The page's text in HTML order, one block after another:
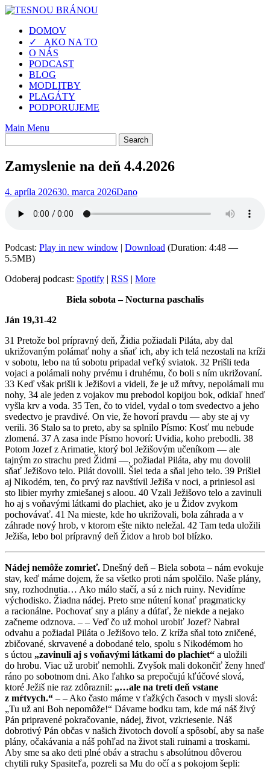
Skip
contentDOMOV
✓ AKO NA TO
O NÁS
PODCAST
BLOG
MODLITBY
PLAGÁTY
PODPORUJEME
Main Menu
Zamyslenie na deň 4.4.2026
4. apríla 202630. marca 2026Dano
Podcast: Play in new window | Download (Duration: 4:48 —
5.5MB)
Odoberaj podcast: Spotify | RSS | More
Biela sobota – Nocturna paschalis
Ján 19,31-42
31 Pretože bol prípravný deň, Židia požiadali Piláta, aby dal
ukrižovaným polámať nohy a sňať ich, aby ich telá nezostali na kríži
v sobotu, lebo na tú sobotu pripadal veľký sviatok. 32 Prišli teda
vojaci a polámali nohy prvému i druhému, čo boli s ním ukrižovaní.
33 Keď však prišli k Ježišovi a videli, že je už mŕtvy, nepolámali mu
nohy, 34 ale jeden z vojakov mu prebodol kopijou bok, odkiaľ hneď
vyšla krv a voda. 35 Ten, čo to videl, vydal o tom svedectvo a jeho
svedectvo je pravdivé. On vie, že hovorí pravdu — aby ste aj vy
verili. 36 Stalo sa to preto, aby sa splnilo Písmo: Kosť mu nebude
zlomená. 37 A zasa inde Písmo hovorí: Uvidia, koho prebodli. 38
Potom Jozef z Arimatie, ktorý bol Ježišovým učeníkom — ale
tajným zo strachu pred Židmi —, požiadal Piláta, aby mu dovolil
sňať Ježišovo telo. Pilát dovolil. Šiel teda a sňal jeho telo. 39 Prišiel
aj Nikodém, ten, čo prvý raz navštívil Ježiša v noci, a priniesol asi
sto libier myrhy zmiešanej s aloou. 40 Vzali Ježišovo telo a zavinuli
ho aj s voňavými látkami do plachiet, ako je u Židov zvykom
pochovávať. 41 Na mieste, kde ho ukrižovali, bola záhrada a v
záhrade nový hrob, v ktorom ešte nikto neležal. 42 Tam teda uložili
Ježiša, lebo bol prípravný deň Židov a hrob bol blízko.
Nádej nemôže zomrieť. Dnešný deň – Biela sobota – nám evokuje
stav, keď máme dojem, že sa všetko proti nám spolčilo. Naše plány,
sny, rozhodnutia… Ako málo stačí, a sú z nich ruiny. Nevidíme
východisko. Žiadna nádej. Preto sme nútení konať pragmaticky
a racionálne. Pochovať sny a plány a dúfať, že niekde a nejako
začneme odznova. – – Veď čo už mohol urobiť Jozef? Nabral
odvahu a požiadal Piláta o Ježišovo telo. Z kríža sňal toto zničené,
zbičované, skrvavené a dobodané telo, spolu s Nikodémom ho
s úctou „zavinuli aj s voňavými látkami do plachiet“ a uložili
do hrobu. Viac už urobiť nemohli. Zvyšok mali dokončiť ženy hneď
ráno po sobotnom dni. Ako ľahko sa prepočujú kľúčové slová,
ktoré Ježiš nie raz zdôraznil: „…ale na tretí deň vstane
z mŕtvych.“ – – Ako často máme v ťažkých časoch v mysli slová:
„Tu už ani Boh nepomôže!“ Dávame bodku tam, kde má náš živý
Pán pripravené pokračovanie, nádej, život, vzkriesenie. Náš
dobrotivý Pán občas v našich životoch dovolí a spôsobí, aby sa naše
plány, očakávania a náš pohľad na život stali ruinami a troskami.
Aby sme sa ako deti plné obáv a strachu s absolútnou dôverou
chytili ruky Spasiteľa, pozreli sa Mu do očí a s pokojom šepli: